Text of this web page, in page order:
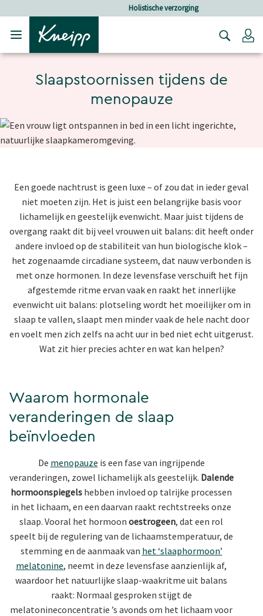
Holistische verzorging
Slaapstoornissen tijdens de
menopauze
Een goede nachtrust is geen luxe – of zou dat in ieder geval
niet moeten zijn. Het is juist een belangrijke basis voor
lichamelijk en geestelijk evenwicht. Maar juist tijdens de
overgang raakt dit bij veel vrouwen uit balans: dit heeft onder
andere invloed op de stabiliteit van hun biologische klok –
het zogenaamde circadiane systeem, dat nauw verbonden is
met onze hormonen. In deze levensfase verschuift het fijn
afgestemde ritme ervan vaak en raakt het innerlijke
evenwicht uit balans: plotseling wordt het moeilijker om in
slaap te vallen, slaapt men minder vaak de hele nacht door
en voelt men zich zelfs na acht uur in bed niet echt uitgerust.
Wat zit hier precies achter en wat kan helpen?
Waarom hormonale
veranderingen de slaap
beïnvloeden
De menopauze is een fase van ingrijpende
veranderingen, zowel lichamelijk als geestelijk. Dalende
hormoonspiegels hebben invloed op talrijke processen
in het lichaam, en een daarvan raakt rechtstreeks onze
slaap. Vooral het hormoon oestrogeen, dat een rol
speelt bij de regulering van de lichaamstemperatuur, de
stemming en de aanmaak van het ‘slaaphormoon’
melatonine, neemt in deze levensfase aanzienlijk af,
waardoor het natuurlijke slaap-waakritme uit balans
raakt: Normaal gesproken stijgt de
melatonineconcentratie ’s avonds om het lichaam voor